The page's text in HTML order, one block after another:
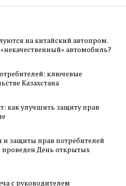
на китайский автопром.
автомобиль?
ключевые
Казахстана
как улучшить защиту прав
защиты прав потребителей
День открытых
с руководителем